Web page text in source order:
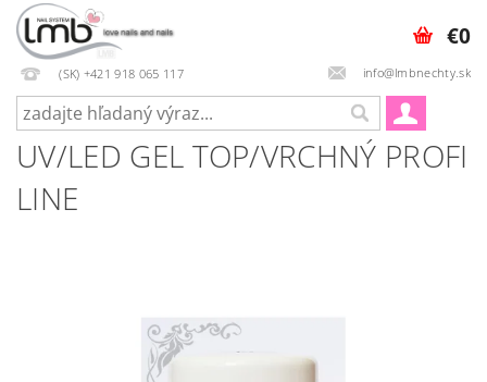
(SK) +421 918 065 117 info@lmbnechty.sk
€0
UV/LED GEL TOP/VRCHNÝ PROFI
LINE